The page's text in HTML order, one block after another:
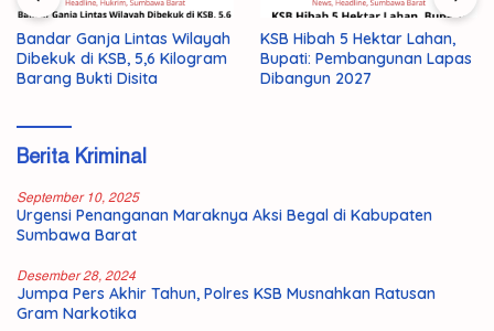
Bandar Ganja Lintas Wilayah
Dibekuk di KSB, 5,6 Kilogram
Barang Bukti Disita
KSB Hibah 5 Hektar Lahan,
Bupati: Pembangunan Lapas
Dibangun 2027
Berita Kriminal
September 10, 2025
Urgensi Penanganan Maraknya Aksi Begal di Kabupaten
Sumbawa Barat
Desember 28, 2024
Jumpa Pers Akhir Tahun, Polres KSB Musnahkan Ratusan
Gram Narkotika